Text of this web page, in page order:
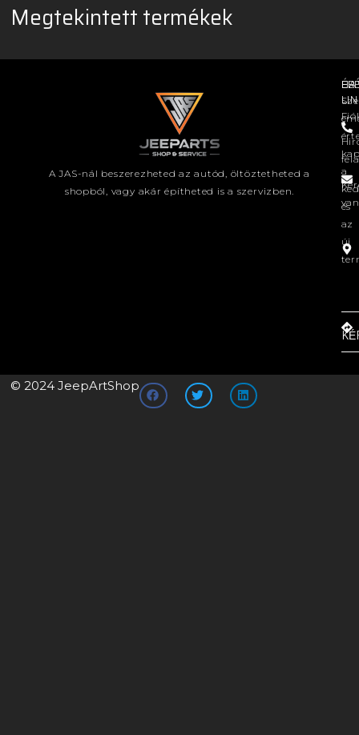
Megtekintett termékek
A JAS-nál beszerezheted az autód, öltöztetheted a
shopból, vagy akár építheted is a szervizben.
a
és
az
új
© 2024 JeepArtShop